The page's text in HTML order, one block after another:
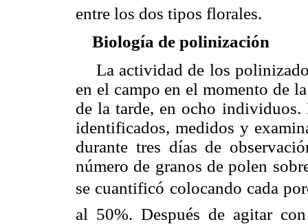
entre los dos tipos florales.
Biología de polinización
La actividad de los
en el campo en el momento de
de la tarde, en ocho individuos.
identificados, medidos y
durante tres días de
número de granos de polen
se cuantificó colocando cada
al 50%. Después de agitar